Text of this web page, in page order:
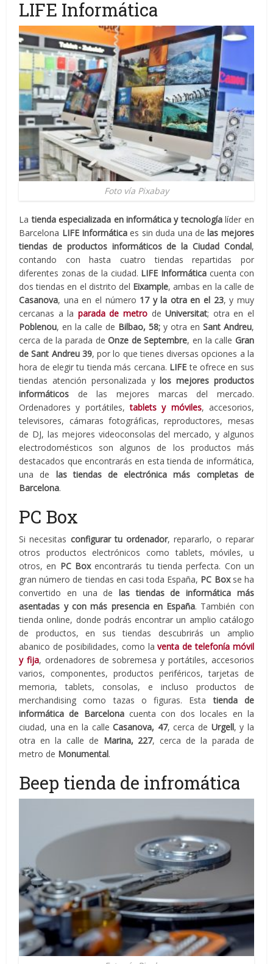
LIFE Informática
Foto vía Pixabay
Latienda especializada en informática y tecnologíalíder en
Barcelona LIFE Informática es sin duda una de las mejores
tiendas de productos informáticos de la Ciudad Condal,
contando con hasta cuatro tiendas repartidas por
diferentes zonas de la ciudad. LIFE Informática cuenta con
dos tiendas en el distrito del Eixample, ambas en la calle de
Casanova, una en el número 17 y la otra en el 23, y muy
cercanas a la parada de metro deUniversitat; otra en el
Poblenou, en la calle de Bilbao, 58; y otra en Sant Andreu,
cerca de la parada de Onze de Septembre, en la calle Gran
de Sant Andreu 39, por lo que tienes diversas opciones a la
hora de elegir tu tienda más cercana. LIFE te ofrece en sus
tiendas atención personalizada y los mejores productos
informáticos de las mejores marcas del mercado.
Ordenadores y portátiles,tablets y móviles, accesorios,
televisores, cámaras fotográficas, reproductores, mesas
de DJ, las mejores videoconsolas del mercado, y algunos
electrodomésticos son algunos de los productos más
destacados que encontrarás en esta tienda de informática,
una de las tiendas de electrónica más completas de
Barcelona.
PC Box
Si necesitas configurar tu ordenador, repararlo, o reparar
otros productos electrónicos como tablets, móviles, u
otros, en PC Boxencontrarás tu tienda perfecta. Con un
gran número de tiendas en casi toda España, PC Boxse ha
convertido en una de las tiendas de informática más
asentadas y con más presencia en España. También con
tienda online, donde podrás encontrar un amplio catálogo
de productos, en sus tiendas descubrirás un amplio
abanico de posibilidades, como la venta de telefonía móvil
y fija, ordenadores de sobremesa y portátiles, accesorios
varios, componentes, productos periféricos, tarjetas de
memoria, tablets, consolas, e incluso productos de
merchandising como tazas o figuras. Esta tienda de
informática de Barcelonacuenta con dos locales en la
ciudad, una en la calleCasanova, 47, cerca de Urgell, y la
otra en la calle de Marina, 227, cerca de la parada de
metro de Monumental.
Beep tienda de infromática